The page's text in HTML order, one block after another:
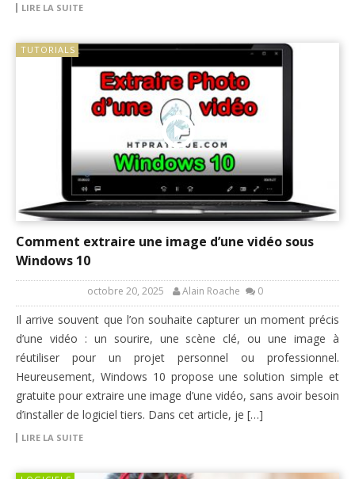
LIRE LA SUITE
TUTORIALS
Comment extraire une image d’une vidéo sous
Windows 10
octobre 20, 2025 Alain Roache 0
Il arrive souvent que l’on souhaite capturer un moment précis
d’une vidéo : un sourire, une scène clé, ou une image à
réutiliser pour un projet personnel ou professionnel.
Heureusement, Windows 10 propose une solution simple et
gratuite pour extraire une image d’une vidéo, sans avoir besoin
d’installer de logiciel tiers. Dans cet article, je […]
LIRE LA SUITE